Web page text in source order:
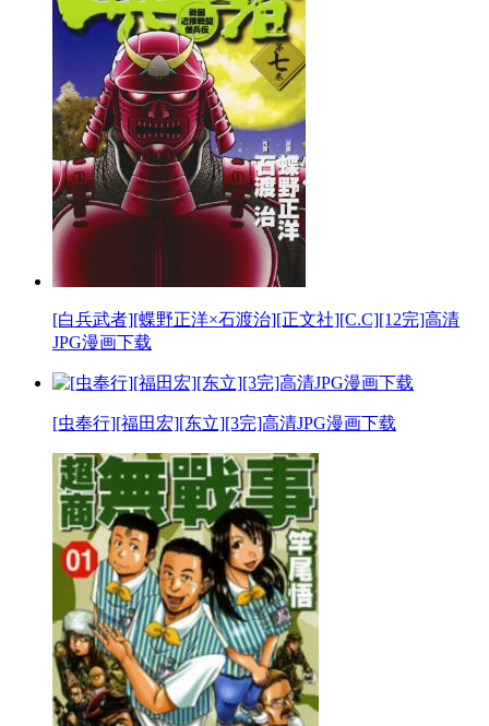
[白兵武者][蝶野正洋×石渡治][正文社][C.C][12完]高清
JPG漫画下载
[虫奉行][福田宏][东立][3完]高清JPG漫画下载